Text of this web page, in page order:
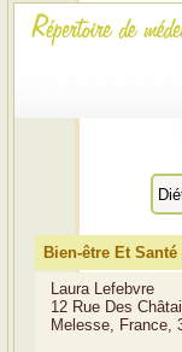
Bien-être Et
Laura Lefebvre
12 Rue Des
Melesse, France,